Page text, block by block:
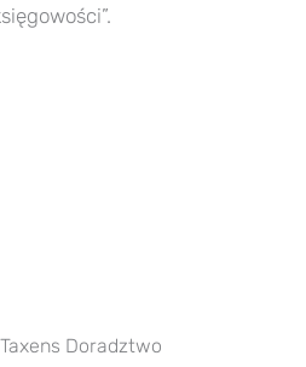
Doradztwo